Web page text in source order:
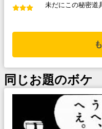
未だにこの秘密道
同じお題のボケ